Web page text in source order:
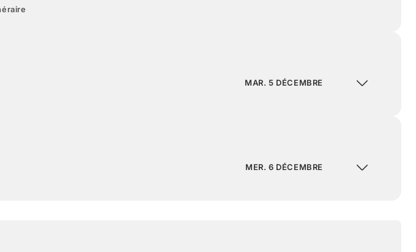
MAR. 5 DÉCEMBRE
MER. 6 DÉCEMBRE